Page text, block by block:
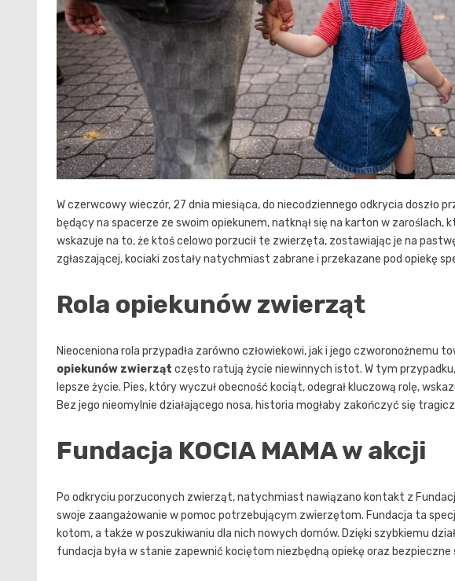
W czerwcowy wieczór, 27 dnia miesiąca, do niecodziennego odkrycia doszło
będący na spacerze ze swoim opiekunem, natknął się na karton w zaroślach,
wskazuje na to, że ktoś celowo porzucił te zwierzęta, zostawiając je na
zgłaszającej, kociaki zostały natychmiast zabrane i przekazane pod opiekę
Rola opiekunów zwierząt
Nieoceniona rola przypadła zarówno człowiekowi, jak i jego czworonożnemu
opiekunów zwierząt często ratują życie niewinnych istot. W tym
lepsze życie. Pies, który wyczuł obecność kociąt, odegrał kluczową rolę,
Bez jego nieomylnie działającego nosa, historia mogłaby zakończyć się
Fundacja KOCIA MAMA w akcji
Po odkryciu porzuconych zwierząt, natychmiast nawiązano kontakt z
swoje zaangażowanie w pomoc potrzebującym zwierzętom. Fundacja ta
kotom, a także w poszukiwaniu dla nich nowych domów. Dzięki szybkiemu
fundacja była w stanie zapewnić kociętom niezbędną opiekę oraz bezpieczne